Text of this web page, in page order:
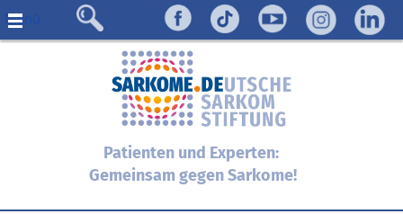
Menü
Patienten und Experten:
Gemeinsam gegen Sarkome!